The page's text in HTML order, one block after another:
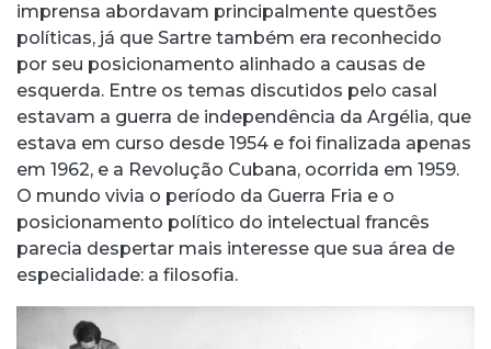
imprensa abordavam principalmente questões
políticas, já que Sartre também era reconhecido
por seu posicionamento alinhado a causas de
esquerda. Entre os temas discutidos pelo casal
estavam a guerra de independência da Argélia, que
estava em curso desde 1954 e foi finalizada apenas
em 1962, e a Revolução Cubana, ocorrida em 1959.
O mundo vivia o período da Guerra Fria e o
posicionamento político do intelectual francês
parecia despertar mais interesse que sua área de
especialidade: a filosofia.